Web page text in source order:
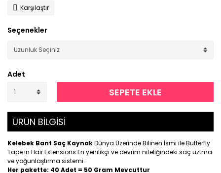
Karşılaştır
Seçenekler
Adet
SEPETE EKLE
ÜRÜN BİLGİSİ
Kelebek Bant Saç KaynakDünya Üzerinde Bilinen İsmi ile Butterfly
Tape in Hair Extensions En yenilikçi ve devrim niteliğindeki saç uztma
ve yoğunlaştırma sistemi.
Her pakette: 40 Adet = 50 Gram Mevcuttur